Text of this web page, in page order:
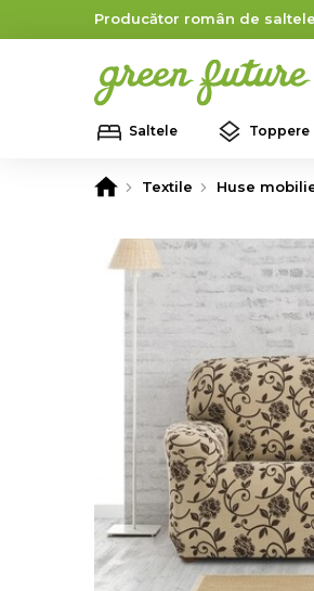
Producător român de
Saltele Toppere
Textile Huse